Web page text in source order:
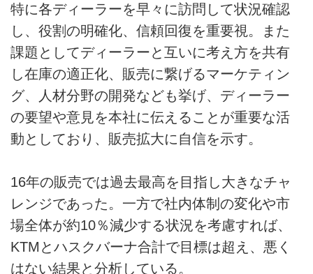
特に各ディーラーを早々に訪問して状況確認
し、役割の明確化、信頼回復を重要視。また
課題としてディーラーと互いに考え方を共有
し在庫の適正化、販売に繋げるマーケティン
グ、人材分野の開発なども挙げ、ディーラー
の要望や意見を本社に伝えることが重要な活
動としており、販売拡大に自信を示す。
16年の販売では過去最高を目指し大きなチャ
レンジであった。一方で社内体制の変化や市
場全体が約10％減少する状況を考慮すれば、
KTMとハスクバーナ合計で目標は超え、悪く
はない結果と分析している。